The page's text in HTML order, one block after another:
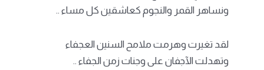
ونساهر القمر والنجوم كعاشقين كل مساء ..
لقد تغيرت وهرمت ملامح السنين العجفاء
وتهدلت الآجفان على وجنات زمن الجفاء ..